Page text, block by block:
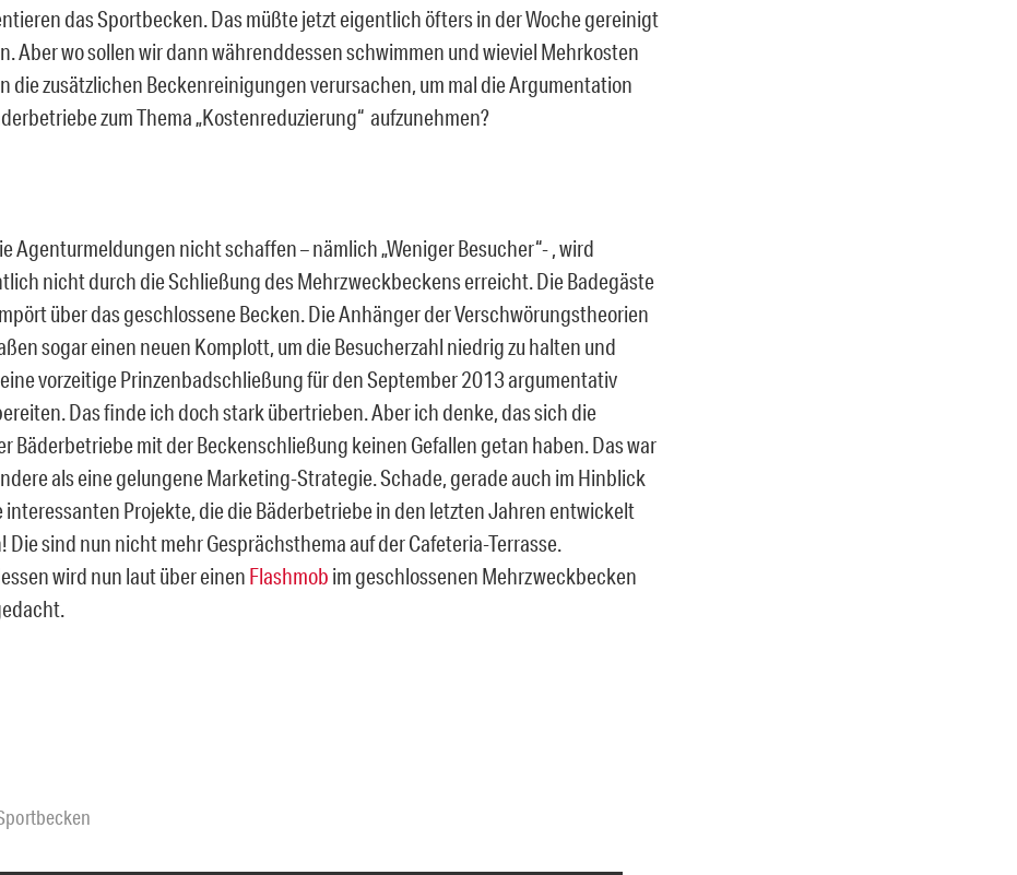
das Sportbecken. Das müßte jetzt eigentlich öfters in der Woche gereinigt
Aber wo sollen wir dann währenddessen schwimmen und wieviel Mehrkosten
die zusätzlichen Beckenreinigungen verursachen, um mal die Argumentation
zum Thema „Kostenreduzierung“ aufzunehmen?
Agenturmeldungen nicht schaffen – nämlich „Weniger Besucher“- , wird
nicht durch die Schließung des Mehrzweckbeckens erreicht. Die Badegäste
über das geschlossene Becken. Die Anhänger der Verschwörungstheorien
sogar einen neuen Komplott, um die Besucherzahl niedrig zu halten und
vorzeitige Prinzenbadschließung für den September 2013 argumentativ
Das finde ich doch stark übertrieben. Aber ich denke, das sich die
Bäderbetriebe mit der Beckenschließung keinen Gefallen getan haben. Das war
als eine gelungene Marketing-Strategie. Schade, gerade auch im Hinblick
interessanten Projekte, die die Bäderbetriebe in den letzten Jahren entwickelt
Die sind nun nicht mehr Gesprächsthema auf der Cafeteria-Terrasse.
wird nun laut über einen Flashmob im geschlossenen Mehrzweckbecken